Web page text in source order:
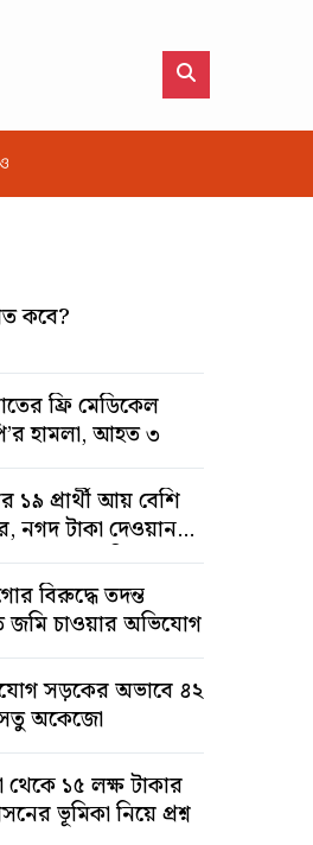
কবে?
ফ্রি মেডিকেল
হামলা, আহত ৩
১৯ প্রার্থী আয় বেশি
নগদ টাকা দেওয়ান
সম্পত্তি
বিরুদ্ধে তদন্ত
জমি চাওয়ার অভিযোগ
সড়কের অভাবে ৪২
অকেজো
থেকে ১৫ লক্ষ টাকার
ভূমিকা নিয়ে প্রশ্ন